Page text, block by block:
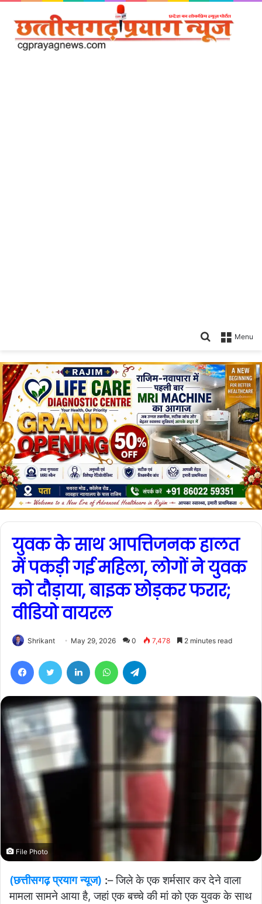
Menu
Search
युवक के साथ आपत्तिजनक हालत
में पकड़ी गई महिला, लोगों ने युवक
को दौड़ाया, बाइक छोड़कर फरार;
वीडियो वायरल
Shrikant May 29, 2026 0 7,478 2 minutes read
File Photo
(छत्तीसगढ़ प्रयाग न्यूज) :– जिले के एक शर्मसार कर देने वाला
मामला सामने आया है, जहां एक बच्चे की मां को एक युवक के साथ